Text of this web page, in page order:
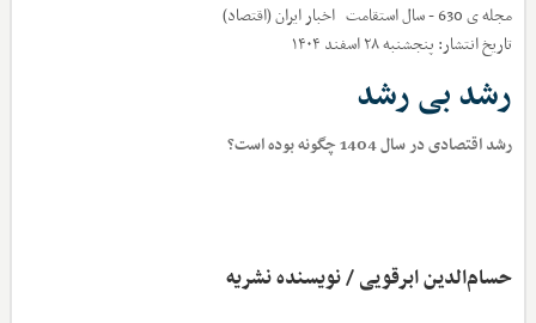
مجله ی 630 - سال استقامت اخبارایران (اقتصاد)
تاریخ انتشار: پنجشنبه ۲۸ اسفند ۱۴۰۴
رشد بی رشد
رشد اقتصادی در سال 1404 چگونه بوده است؟
حسام‌الدین ابرقویی / نویسنده نشریه